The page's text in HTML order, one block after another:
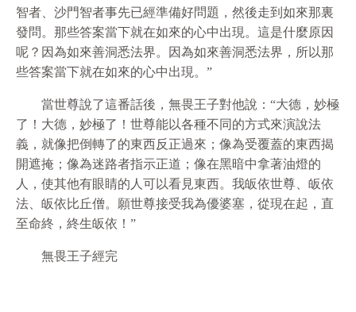
智者、沙門智者事先已經準備好問題，然後走到如來那裏
發問。那些答案當下就在如來的心中出現。這是什麼原因
呢？因為如來善洞悉法界。因為如來善洞悉法界，所以那
些答案當下就在如來的心中出現。”
當世尊說了這番話後，無畏王子對他說：“大德，妙極
了！大德，妙極了！世尊能以各種不同的方式來演說法
義，就像把倒轉了的東西反正過來；像為受覆蓋的東西揭
開遮掩；像為迷路者指示正道；像在黑暗中拿著油燈的
人，使其他有眼睛的人可以看見東西。我皈依世尊、皈依
法、皈依比丘僧。願世尊接受我為優婆塞，從現在起，直
至命終，終生皈依！”
無畏王子經完